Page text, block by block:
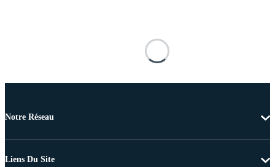
Notre Réseau
Liens Du Site